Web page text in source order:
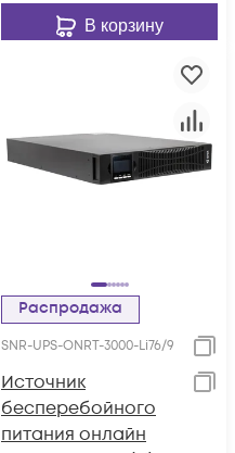
В корзину
Распродажа
SNR-UPS-ONRT-3000-Li76/9
Источник
бесперебойного
питания онлайн